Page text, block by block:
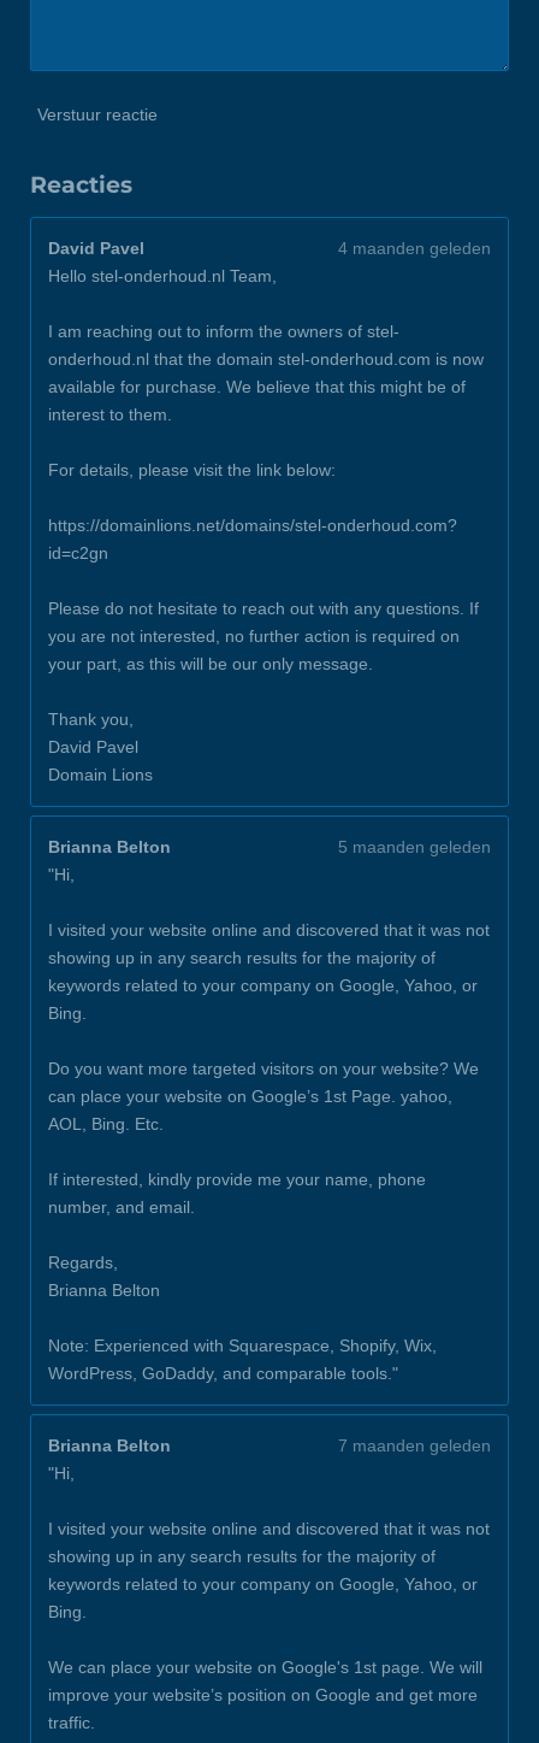
Verstuur reactie
Reacties
David Pavel
4 maanden geleden
Hello stel-onderhoud.nl Team,
I am reaching out to inform the owners of stel-
onderhoud.nl that the domain stel-onderhoud.com is now
available for purchase. We believe that this might be of
interest to them.
For details, please visit the link below:
https://domainlions.net/domains/stel-onderhoud.com?
id=c2gn
Please do not hesitate to reach out with any questions. If
you are not interested, no further action is required on
your part, as this will be our only message.
Thank you,
David Pavel
Domain Lions
Brianna Belton
5 maanden geleden
"Hi,
I visited your website online and discovered that it was not
showing up in any search results for the majority of
keywords related to your company on Google, Yahoo, or
Bing.
Do you want more targeted visitors on your website? We
can place your website on Google’s 1st Page. yahoo,
AOL, Bing. Etc.
If interested, kindly provide me your name, phone
number, and email.
Regards,
Brianna Belton
Note: Experienced with Squarespace, Shopify, Wix,
WordPress, GoDaddy, and comparable tools."
Brianna Belton
7 maanden geleden
"Hi,
I visited your website online and discovered that it was not
showing up in any search results for the majority of
keywords related to your company on Google, Yahoo, or
Bing.
We can place your website on Google's 1st page. We will
improve your website’s position on Google and get more
traffic.